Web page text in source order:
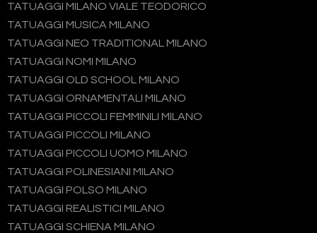
TATUAGGI MILANO VIALE TEODORICO
TATUAGGI MUSICA MILANO
TATUAGGI NEO TRADITIONAL MILANO
TATUAGGI NOMI MILANO
TATUAGGI OLD SCHOOL MILANO
TATUAGGI ORNAMENTALI MILANO
TATUAGGI PICCOLI FEMMINILI MILANO
TATUAGGI PICCOLI MILANO
TATUAGGI PICCOLI UOMO MILANO
TATUAGGI POLINESIANI MILANO
TATUAGGI POLSO MILANO
TATUAGGI REALISTICI MILANO
TATUAGGI SCHIENA MILANO